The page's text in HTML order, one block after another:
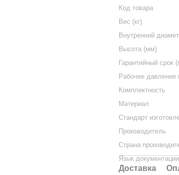
Код товара
Вес (кг)
Внутренний
Высота (мм)
Гарантийный срок
Рабочее
Комплектность
Материал
Стандарт
Производитель
Страна
Язык документации
Доставка